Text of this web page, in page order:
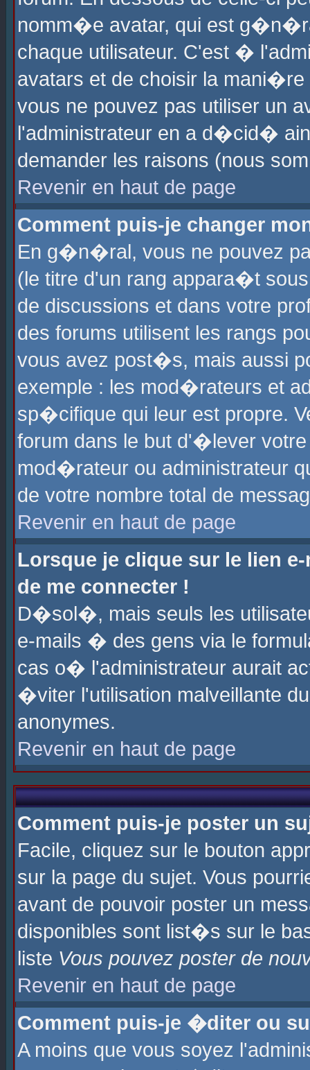
nomm�e avatar, qui est
chaque utilisateur. C'est �
avatars et de choisir la
vous ne pouvez pas utiliser un
l'administrateur en a d�cid�
demander les raisons (nous
Revenir en haut de page
Comment puis-je changer
En g�n�ral, vous ne pouvez
(le titre d'un rang appara�t
de discussions et dans votre
des forums utilisent les rangs
vous avez post�s, mais aussi
exemple : les mod�rateurs et
sp�cifique qui leur est propre.
forum dans le but d'�lever
mod�rateur ou administrateur
de votre nombre total de
Revenir en haut de page
Lorsque je clique sur le lien
de me connecter !
D�sol�, mais seuls les
e-mails � des gens via le
cas o� l'administrateur aurait
�viter l'utilisation malveillante
anonymes.
Revenir en haut de page
Comment puis-je poster un
Facile, cliquez sur le bouton
sur la page du sujet. Vous
avant de pouvoir poster un
disponibles sont list�s sur le
liste Vous pouvez poster de
Revenir en haut de page
Comment puis-je �diter ou
A moins que vous soyez